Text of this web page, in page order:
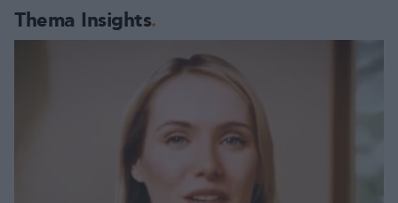
Thema Insights